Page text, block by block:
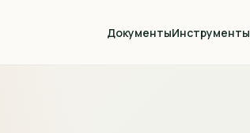
ДокументыИнструменты